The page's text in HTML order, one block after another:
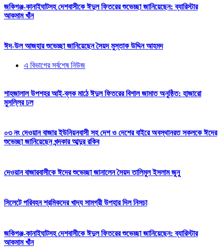
জকিগঞ্জ-কানাইঘাটসহ দেশবাসীকে ঈদুল ফিতরের শুভেচ্ছা জানিয়েছেন: ব্যারিস্টার
আকমাম খাঁন
ঈদ-উল আজহার শুভেচ্ছা জানিয়েছেন সৈয়দ মুস্তাক উদ্দিন আহমদ
এ বিভাগের সর্বশেষ নিউজ
শাহজালাল উপশহর আই-ব্লক মাঠে ঈদুল ফিতরের বিশাল জামাত অনুষ্ঠিত: হাজারো
মুসল্লির ঢল
০৩ নং দেওয়ান বাজার ইউনিয়নবাসী সহ দেশ ও দেশের বাইরে অবস্থানরত সকলকে ঈদের
শুভেচ্ছা জানিয়েছেন খন্দকার আব্দুর রকিব
দেওয়ান বাজারবাসীকে ঈদের শুভেচ্ছা জানালেন সৈয়দ তালিমুল ইসলাম জুনু
সিলেটে পরিবহন শ্রমিকদের খাদ্য সামগ্রী উপহার দিল নিসচা
জকিগঞ্জ-কানাইঘাটসহ দেশবাসীকে ঈদুল ফিতরের শুভেচ্ছা জানিয়েছেন: ব্যারিস্টার
আকমাম খাঁন